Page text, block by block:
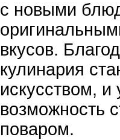
с новыми
вкусов.
кулинария
искусством, и
возможность
поваром.